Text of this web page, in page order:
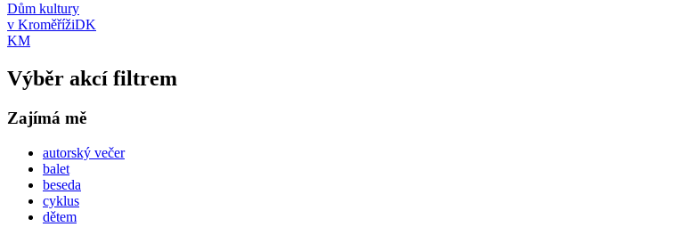
Dům kultury
v KroměřížiDK
KM
Výběr akcí filtrem
Zajímá mě
autorský večer
balet
beseda
cyklus
dětem